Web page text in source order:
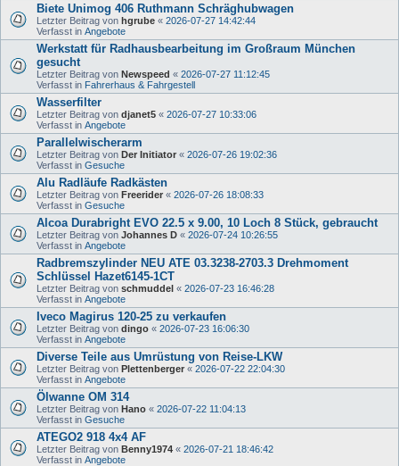
Biete Unimog 406 Ruthmann Schräghubwagen
Letzter Beitrag von hgrube « 2026-07-27 14:42:44
Verfasst in Angebote
Werkstatt für Radhausbearbeitung im Großraum München
gesucht
Letzter Beitrag von Newspeed « 2026-07-27 11:12:45
Verfasst in Fahrerhaus & Fahrgestell
Wasserfilter
Letzter Beitrag von djanet5 « 2026-07-27 10:33:06
Verfasst in Angebote
Parallelwischerarm
Letzter Beitrag von Der Initiator « 2026-07-26 19:02:36
Verfasst in Gesuche
Alu Radläufe Radkästen
Letzter Beitrag von Freerider « 2026-07-26 18:08:33
Verfasst in Gesuche
Alcoa Durabright EVO 22.5 x 9.00, 10 Loch 8 Stück, gebraucht
Letzter Beitrag von Johannes D « 2026-07-24 10:26:55
Verfasst in Angebote
Radbremszylinder NEU ATE 03.3238-2703.3 Drehmoment
Schlüssel Hazet6145-1CT
Letzter Beitrag von schmuddel « 2026-07-23 16:46:28
Verfasst in Angebote
Iveco Magirus 120-25 zu verkaufen
Letzter Beitrag von dingo « 2026-07-23 16:06:30
Verfasst in Angebote
Diverse Teile aus Umrüstung von Reise-LKW
Letzter Beitrag von Plettenberger « 2026-07-22 22:04:30
Verfasst in Angebote
Ölwanne OM 314
Letzter Beitrag von Hano « 2026-07-22 11:04:13
Verfasst in Gesuche
ATEGO2 918 4x4 AF
Letzter Beitrag von Benny1974 « 2026-07-21 18:46:42
Verfasst in Angebote